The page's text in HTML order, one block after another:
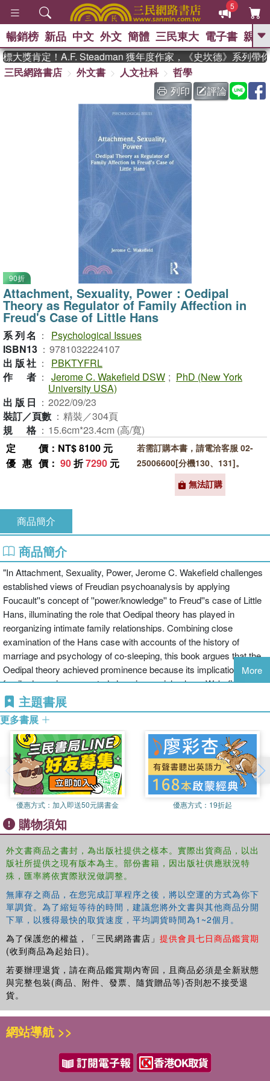
5
GO
熱搜： 東野圭吾 、
、 如果歷史是一群喵 、 暑期
國際布克獎 臺灣漫遊錄 、 方
念華 、 台灣的李登輝時代
孩：黎曼猜想 、
暢銷榜 新品 中文 外文 簡體 三民東大 電子書 親子
獎肯定！A.F. Steadman 獲年度作家，《史坎德》系列帶你
三民網路書店
外文書 人文社科
哲學
列印
評論
90折
Attachment, Sexuality, Power：Oedipal
Theory as Regulator of Family Affection in
Freud's Case of Little Hans
系列名 ：
Psychological Issues
ISBN13 ： 9781032224107
出版社 ：
PBKTYFRL
作者 ： Jerome C. Wakefield DSW ; PhD (New York
University USA)
出版日 ： 2022/09/23
裝訂／頁數 ： 精裝／304頁
規格 ： 15.6cm*23.4cm (高/寬)
定價 ：NT$ 8100 元
優惠價 ： 90折7290 元
若需訂購本書，請電洽客服 02-
25006600[分機130、131]。
無法訂購
商品簡介
商品簡介
"In Attachment, Sexuality, Power, Jerome C. Wakefield challenges
established views of Freudian psychoanalysis by applying
Foucault''s concept of ''power/knowledge'' to Freud''s case of Little
Hans, illuminating the role that Oedipal theory has played in
reorganizing intimate family relationships. Combining close
examination of the Hans case with accounts of the history of
marriage and psychology of co-sleeping, this book argues that the
Oedipal theory achieved prominence because its implications for
family dynamics supported changing social values. Wakefield
identifies a previously overlooked reason for Hans''s anxiety-his
father attempted to protect Hans from his supposed Oedipal
desires by separating Hans from his mother. Thus, Wakefield
argues, the father''s exercise of power based on his belief in
Oedipal theory, not an actual Oedipus complex, caused Hans''s
vulnerability to anxiety-revealing the theory''s potential to cause
harm by distancing children from their parents, even as such
distancing made the theory socially appealing. This book''s novel
and carefully documented articulation of the mechanisms of power
by which Oedipal theory exerts its influence on family life will be of
interest to psychoanalysts and psychotherapists alike, and
essential for scholars in the fields of psychoanalysis, philosophy of
science and the history of psychiatry"--
More
主題書展
更多書展
優惠方式： 加入即送50元購書金 優惠方式： 19折起
購物須知
外文書商品之書封，為出版社提供之樣本。實際出貨商品，以出
版社所提供之現有版本為主。部份書籍，因出版社供應狀況特
殊，匯率將依實際狀況做調整。
無庫存之商品，在您完成訂單程序之後，將以空運的方式為你下
單調貨。為了縮短等待的時間，建議您將外文書與其他商品分開
下單，以獲得最快的取貨速度，平均調貨時間為1~2個月。
為了保護您的權益，「三民網路書店」 提供會員七日商品鑑賞期
(收到商品為起始日)。
若要辦理退貨，請在商品鑑賞期內寄回，且商品必須是全新狀態
與完整包裝(商品、附件、發票、隨貨贈品等)否則恕不接受退
貨。
網站導航 >>